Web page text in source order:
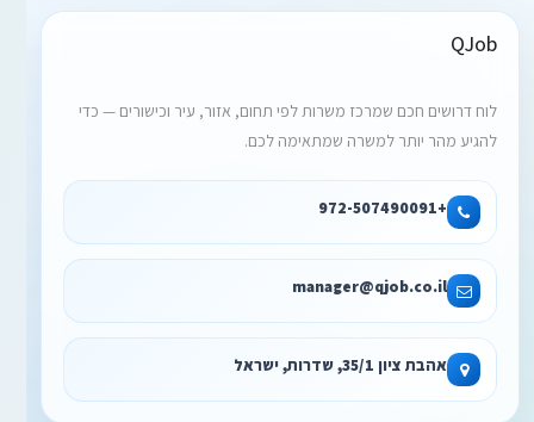
QJob
לוח דרושים חכם שמרכז משרות לפי תחום, אזור, עיר וכישורים — כדי
להגיע מהר יותר למשרה שמתאימה לכם.
+972-507490091
manager@qjob.co.il
אהבת ציון 35/1, שדרות, ישראל